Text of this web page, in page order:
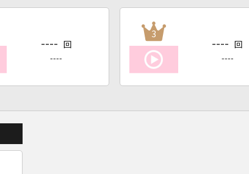
---- 回
----
3
---- 回
----